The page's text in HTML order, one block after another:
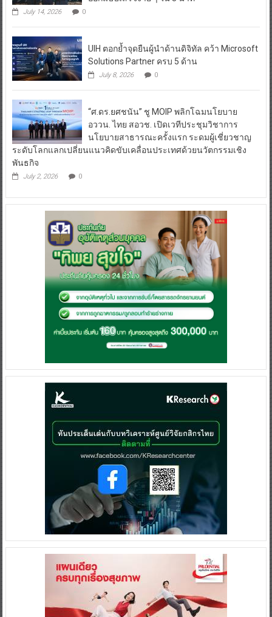
July 14, 2026 0
UIH ตอกย้ำจุดยืนผู้นำด้านดิจิทัล คว้า Microsoft
Solutions Partner ครบ 5 ด้าน
July 8, 2026 0
“ศ.ดร.ยศชนัน” ชู MOIP พลิกโฉมนโยบาย
อววน. ไทย สอวช. เปิดเวทีประชุมวิชาการ
นโยบายสาธารณะครั้งแรก ระดมผู้เชี่ยวชาญ
ระดับโลกแลกเปลี่ยนแนวคิดขับเคลื่อนประเทศด้วยนวัตกรรมเชิง
พันธกิจ
July 2, 2026 0